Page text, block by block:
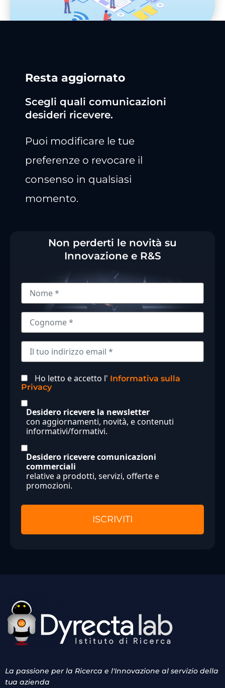
Resta aggiornato
Scegli quali comunicazioni
desideri ricevere.
Puoi modificare le tue
preferenze o revocare il
consenso in qualsiasi
momento.
Non perderti le novità su
Innovazione e R&S
Ho letto e accetto l' Informativa sulla
Privacy
Desidero ricevere la newsletter
con aggiornamenti, novità, e contenuti
informativi/formativi.
Desidero ricevere comunicazioni
commerciali
relative a prodotti, servizi, offerte e
promozioni.
La passione per la Ricerca e l'Innovazione al servizio della
tua azienda